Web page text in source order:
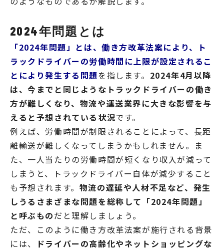
2024年問題とは
「2024年問題」とは、働き方改革法案により、ト
ラックドライバーの労働時間に上限が設定されるこ
とにより発生する問題を指します。 2024年4月以降
は、今までと同じようなトラックドライバーの働き
方が難しくなり、物流や運送業界に大きな影響を与
えると予想されている状況です。
例えば、労働時間が制限されることによって、長距
離輸送が難しくなってしまうかもしれません。ま
た、一人当たりの労働時間が短くなり収入が減って
しまうと、トラックドライバー自体が減少すること
も予想されます。 物流の遅延や人材不足など、発生
しうるさまざまな問題を総称して「2024年問題」
と呼ぶものだと理解しましょう。
ただ、このように働き方改革法案が施行される背景
には、
ドライバーの高齢化やネットショッピングな